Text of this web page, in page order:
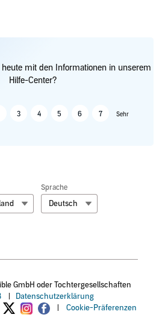
mit den Informationen in unserem
Hilfe-Center?
3 4 5 6 7 Sehr
Sprache
Deutsch
GmbH oder Tochtergesellschaften
Datenschutzerklärung
| Cookie-Präferenzen